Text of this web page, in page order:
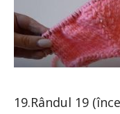
19.Rândul 19